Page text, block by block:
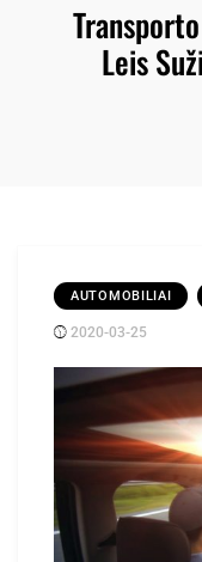
Leis
AUTOMOBILIAI
2020-03-25
by